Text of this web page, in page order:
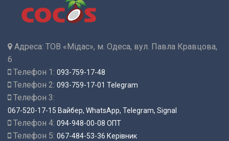
Адреса: ТОВ «Мідас», м. Одеса, вул. Павла Кравцова,
6
Телефон 1: 093-759-17-48
Телефон 2: 093-759-17-01 Telegram
Телефон 3:
067-520-17-15 Вайбер, WhatsApp, Telegram, Signal
Телефон 4: 094-948-00-08 ОПТ
Телефон 5: 067-484-53-36 Керівник